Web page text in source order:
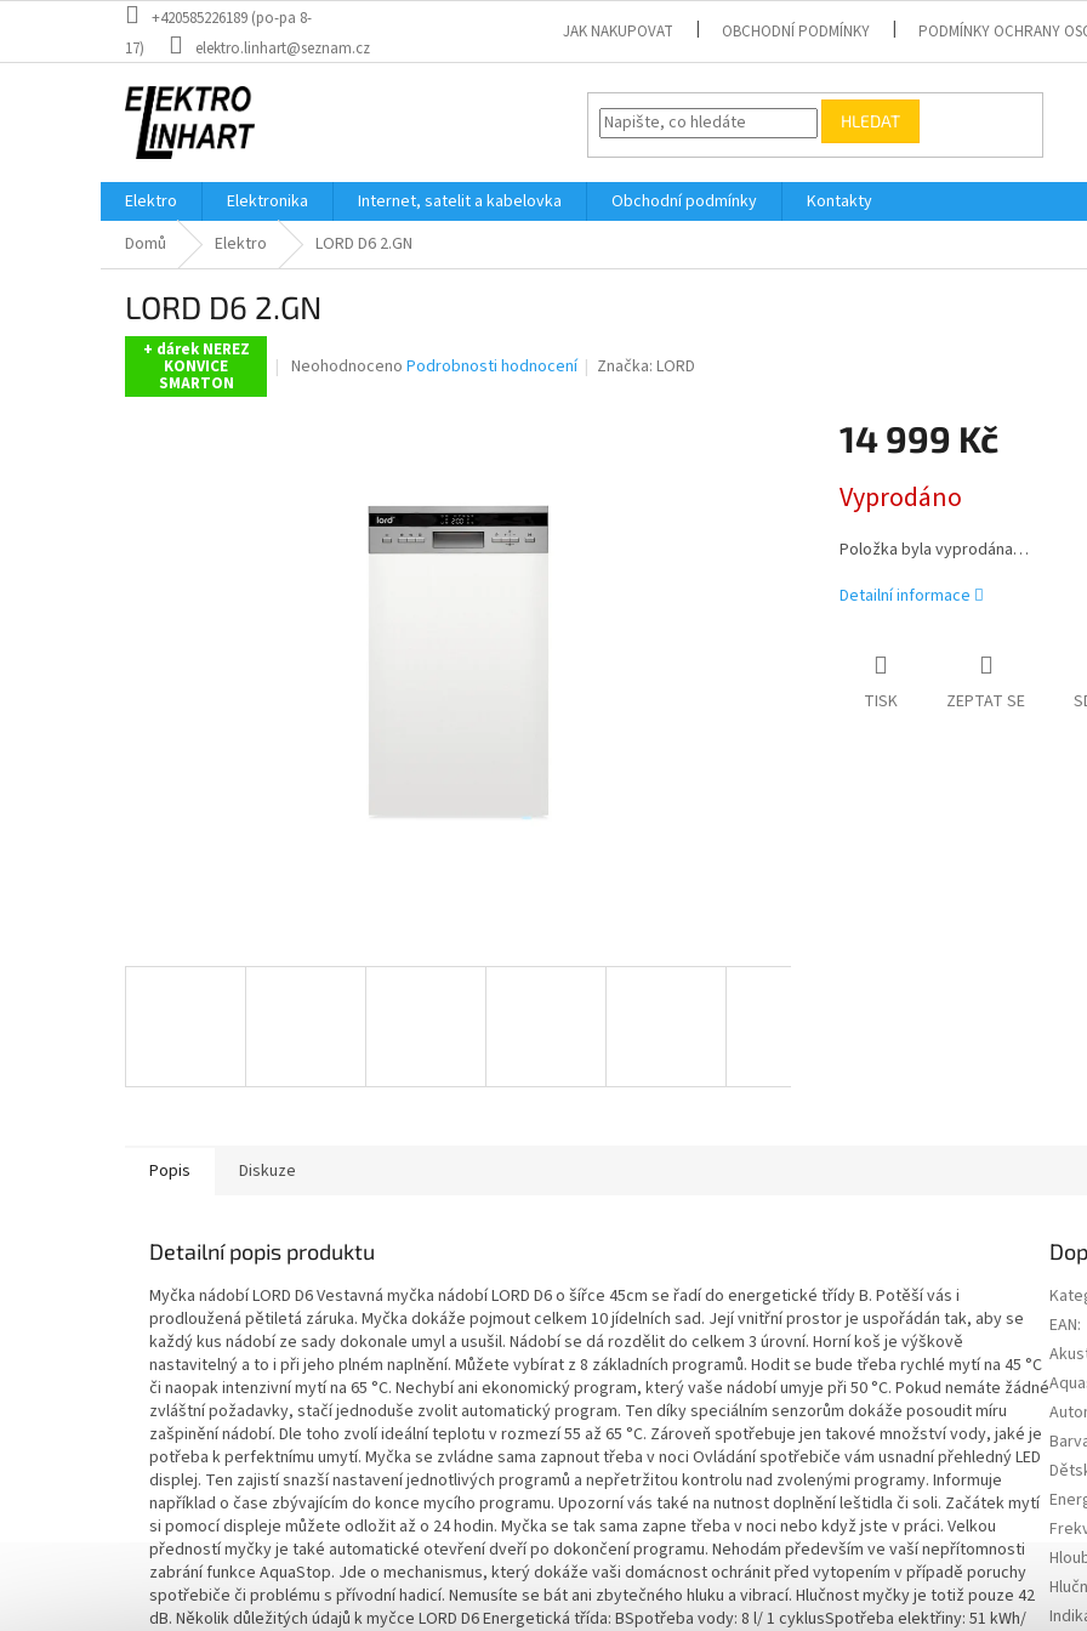
obsah
+420585226189 (po-pa 8-
17)
elektro.linhart@seznam.cz
JAK NAKUPOVAT OBCHODNÍ PODMÍNKY PODMÍNKY OCHRANY
HLEDAT
Elektro Elektronika Internet, satelit a kabelovka Obchodní podmínky
Kontakty
Domů
Elektro LORD D6 2.GN
LORD D6 2.GN
+ dárek NEREZ
KONVICE
SMARTON
Průměrné
Neohodnoceno Podrobnosti hodnocení Značka:LORD
14 999 Kč
cena:
Vyprodáno
Položka byla vyprodána…
Detailní informace
TISK ZEPTAT SE
Popis Diskuze
Detailní popis produktu
Myčka nádobí LORD D6 Vestavná myčka nádobí LORD D6 o šířce 45cm se řadí do energetické třídy B. Potěší vás i
prodloužená pětiletá záruka. Myčka dokáže pojmout celkem 10 jídelních sad. Její vnitřní prostor je uspořádán tak, aby se
každý kus nádobí ze sady dokonale umyl a usušil. Nádobí se dá rozdělit do celkem 3 úrovní. Horní koš je výškově
nastavitelný a to i při jeho plném naplnění. Můžete vybírat z 8 základních programů. Hodit se bude třeba rychlé mytí na 45 °C
či naopak intenzivní mytí na 65 °C. Nechybí ani ekonomický program, který vaše nádobí umyje při 50 °C. Pokud nemáte žádné
zvláštní požadavky, stačí jednoduše zvolit automatický program. Ten díky speciálním senzorům dokáže posoudit míru
zašpinění nádobí. Dle toho zvolí ideální teplotu v rozmezí 55 až 65 °C. Zároveň spotřebuje jen takové množství vody, jaké je
potřeba k perfektnímu umytí. Myčka se zvládne sama zapnout třeba v noci Ovládání spotřebiče vám usnadní přehledný LED
displej. Ten zajistí snazší nastavení jednotlivých programů a nepřetržitou kontrolu nad zvolenými programy. Informuje
například o čase zbývajícím do konce mycího programu. Upozorní vás také na nutnost doplnění leštidla či soli. Začátek mytí
si pomocí displeje můžete odložit až o 24 hodin. Myčka se tak sama zapne třeba v noci nebo když jste v práci. Velkou
předností myčky je také automatické otevření dveří po dokončení programu. Nehodám především ve vaší nepřítomnosti
zabrání funkce AquaStop. Jde o mechanismus, který dokáže vaši domácnost ochránit před vytopením v případě poruchy
spotřebiče či problému s přívodní hadicí. Nemusíte se bát ani zbytečného hluku a vibrací. Hlučnost myčky je totiž pouze 42
dB. Několik důležitých údajů k myčce LORD D6 Energetická třída: BSpotřeba vody: 8 l/ 1 cyklusSpotřeba elektřiny: 51 kWh/
EAN: